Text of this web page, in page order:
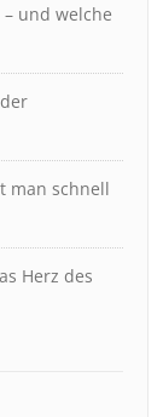
und welche
man schnell
Herz des